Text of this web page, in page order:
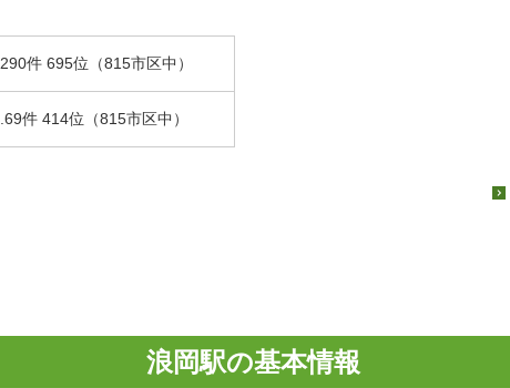
件 695位（815市区中）
件 414位（815市区中）
浪岡駅の基本情報